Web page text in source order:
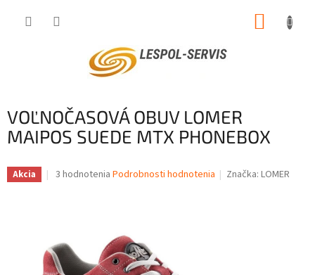
VOĽNOČASOVÁ OBUV LOMER
MAIPOS SUEDE MTX PHONEBOX
Akcia
Priemerné
z
5
hviezdičiek.
3 hodnotenia Podrobnosti hodnotenia Značka:LOMER